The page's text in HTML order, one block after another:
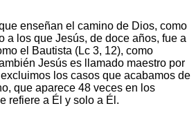
enseñan el camino de Dios, como
a los que Jesús, de doce años, fue a
el Bautista (Lc 3, 12), como
Jesús es llamado maestro por
los casos que acabamos de
que aparece 48 veces en los
refiere a Él y solo a Él.